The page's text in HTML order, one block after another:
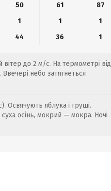
50 61
87
1 1
1
44 36 1
до 2 м/с. На термометрі від
небо затягнеться
Освячують яблука і груші.
осінь, мокрий — мокра. Ночі